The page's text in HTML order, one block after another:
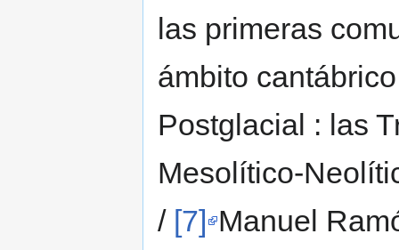
las primeras
ámbito
Postglacial : las
Mesolítico-
/ [7] Manuel